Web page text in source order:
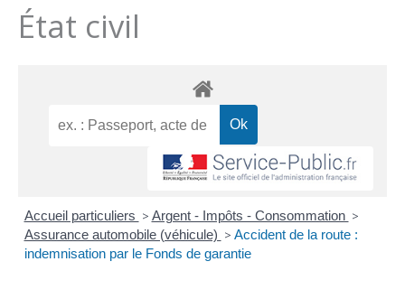
État civil
Accueil particuliers > Argent - Impôts - Consommation >
Assurance automobile (véhicule) > Accident de la route :
indemnisation par le Fonds de garantie